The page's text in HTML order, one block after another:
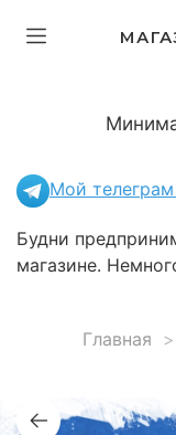
Мой телеграм
Будни
магазине.
Главная